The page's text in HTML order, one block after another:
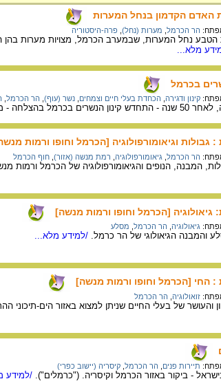
האדם הקדמון בנחל המערות
הר הכרמל מערות (נחל) פרה-היסטוריה
מלא...
בכרמל
קינון ודגירה הכחדת בעלי חיים וצמחים נשר (עוף) הר הכרמל
בהצלחה - ממתינים להודלת הגוזל.
: גבולות וגיאומורפולוגיה [הכרמל וחופו ורמות
הר הכרמל גיאומורפולוגיה רמת מנשה (אזור) חוף הכרמל
המבנה, הנופים והגיאומורפולוגיה של הכרמל ורמות
גיאולוגיה [הכרמל וחופו ורמות מנשה]
גיאולוגיה הר הכרמל מסלע
והמבנה הגיאולוגי של הר כרמל. /למידע מלא...
: החי [הכרמל וחופו ורמות מנשה]
זואולוגיה הר הכרמל
והעושר של בעלי החיים שניתן למצוא באזור הים-תיכוני
תיירות פנים הר הכרמל קיסריה (יישוב כפרי)
- ביקור באזור הכרמל וקיסריה. ("כרמלים"). /למידע